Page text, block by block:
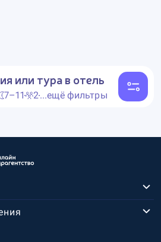
или тура в отель
7–11 2...ещё фильтры